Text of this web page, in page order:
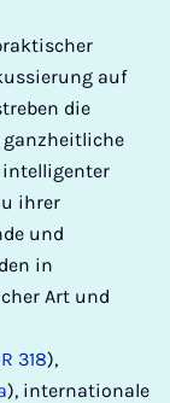
auf
die
ganzheitliche
intelligenter
ihrer
und
in
Art und
318),
), internationale